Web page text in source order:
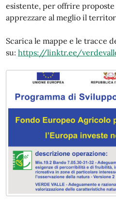
esistente, per offrire
apprezzare al meglio il
Scarica le mappe e le tracce
su: https://linktr.ee/